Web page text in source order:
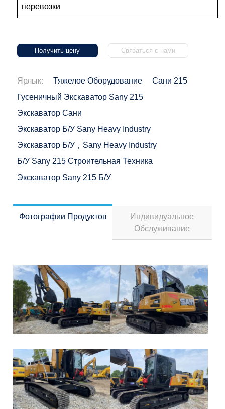
перевозки
Получить цену Связаться с нами
Ярлык: Тяжелое Оборудование
Сани 215
Гусеничный Экскаватор Sany 215
Экскаватор Сани
Экскаватор Б/у Sany Heavy Industry
Экскаватор Б/у，Sany Heavy Industry
Б/у Sany 215 Строительная Техника
Экскаватор Sany 215 Б/у
Фотографии Продуктов
Индивидуальное
Обслуживание